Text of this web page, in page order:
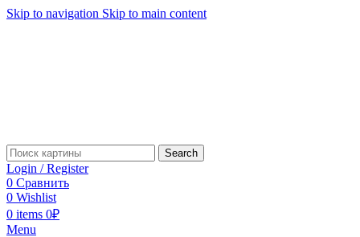
Skip to navigation Skip to main content
Search
Login / Register
0 Сравнить
0 Wishlist
0 items 0₽
Menu